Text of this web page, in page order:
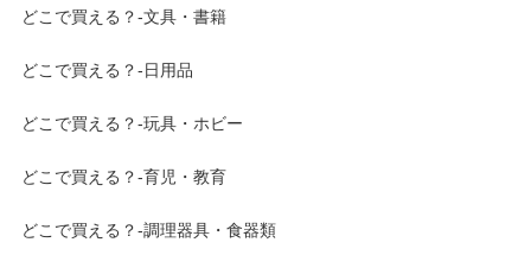
どこで買える？-文具・書籍
どこで買える？-日用品
どこで買える？-玩具・ホビー
どこで買える？-育児・教育
どこで買える？-調理器具・食器類